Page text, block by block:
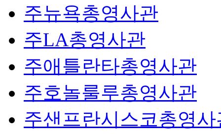
주뉴욕총영사관
주LA총영사관
주애틀란타총영사관
주호놀룰루총영사관
주샌프란시스코총영사